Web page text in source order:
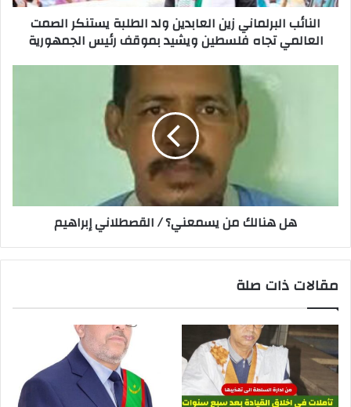
النائب البرلماني زين العابدين ولد الطلبة يستنكر الصمت
العالمي تجاه فلسطين ويشيد بموقف رئيس الجمهورية
هل هنالك من يسمعني؟ / القصطلاني إبراهيم
مقالات ذات صلة